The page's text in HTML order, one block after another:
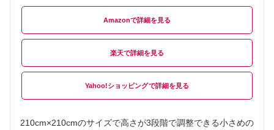
Amazon
楽天
Yahoo!ショッピング
210cm×210cmのサイズで高さが3段階で調整できる小さめの